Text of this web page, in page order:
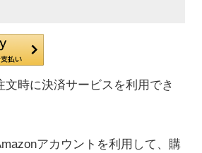
文時に決済サービスを利用でき
アカウントを利用して、購